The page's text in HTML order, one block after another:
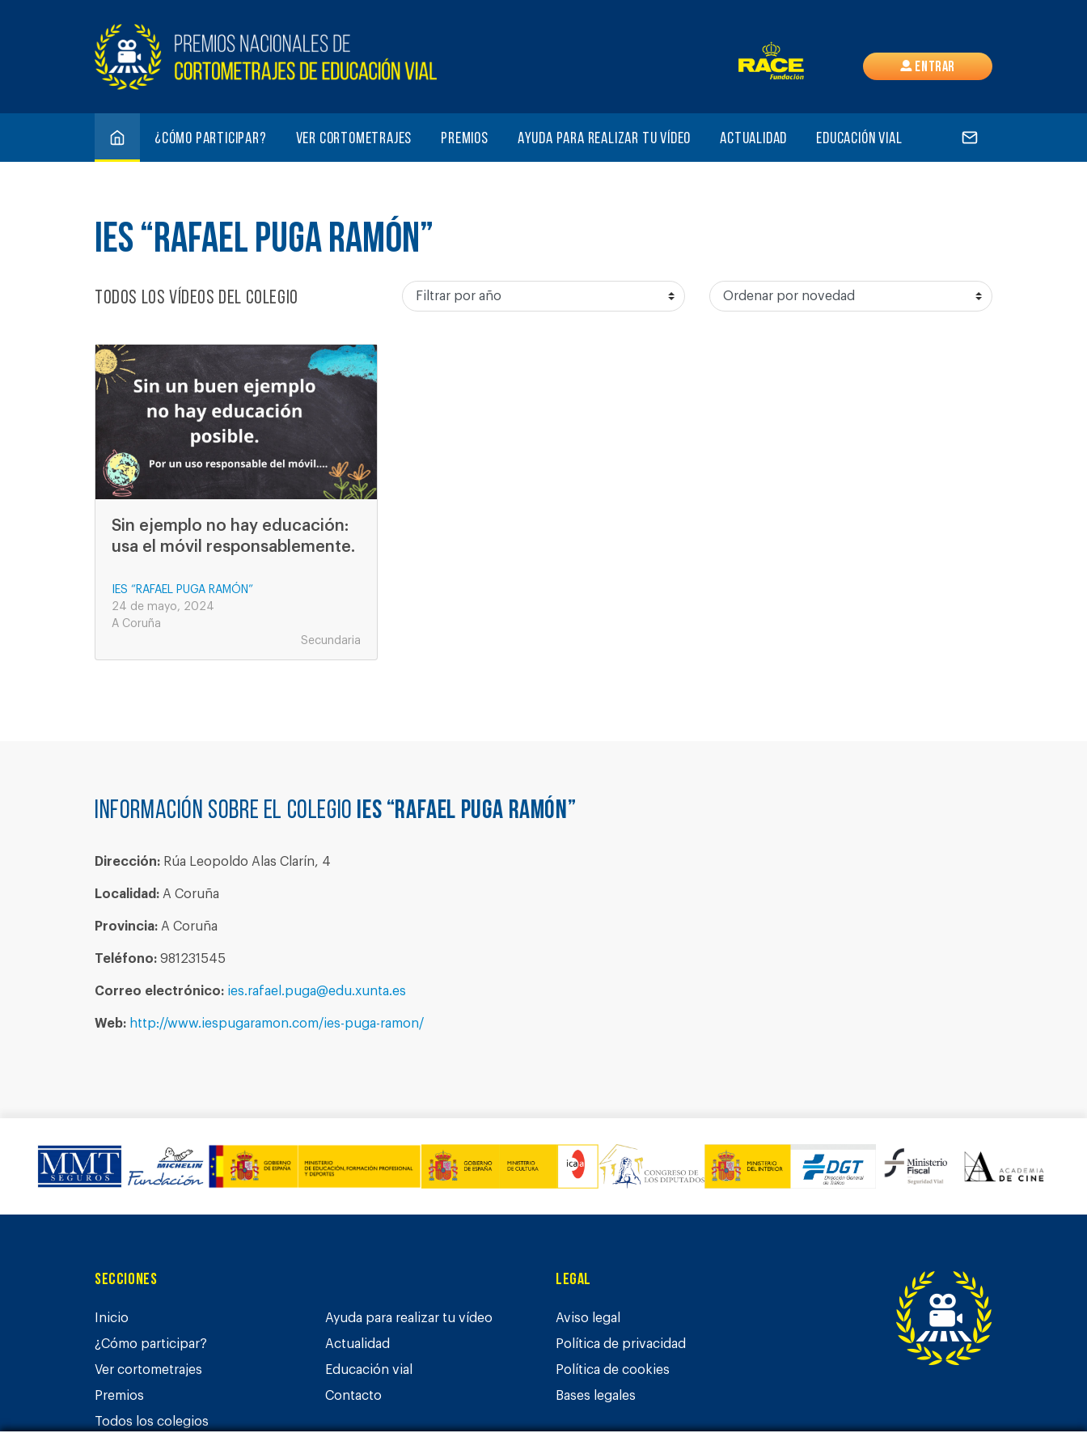
Entrar
¿Cómo participar? Ver cortometrajes Premios Ayuda para realizar tu vídeo Actualidad Educación vial
IES “RAFAEL PUGA RAMÓN”
Todos los vídeos del colegio
Sin ejemplo no hay educación:
usa el móvil responsablemente.
IES “RAFAEL PUGA RAMÓN”
24 de mayo, 2024
A Coruña
Secundaria
Información sobre el colegio IES “RAFAEL PUGA RAMÓN”
Dirección: Rúa Leopoldo Alas Clarín, 4
Localidad: A Coruña
Provincia: A Coruña
Teléfono: 981231545
Correo electrónico: ies.rafael.puga@edu.xunta.es
Web: http://www.iespugaramon.com/ies-puga-ramon/
Secciones
Inicio
¿Cómo participar?
Ver cortometrajes
Premios
Todos los colegios
Ayuda para realizar tu vídeo
Actualidad
Educación vial
Contacto
Legal
Aviso legal
Política de privacidad
Política de cookies
Bases legales